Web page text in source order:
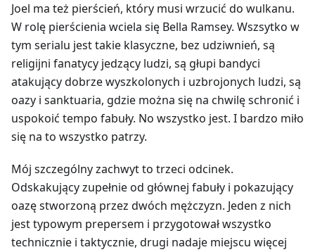
Joel ma też pierścień, który musi wrzucić do wulkanu.
W rolę pierścienia wciela się Bella Ramsey. Wszsytko w
tym serialu jest takie klasyczne, bez udziwnień, są
religijni fanatycy jedzący ludzi, są głupi bandyci
atakujący dobrze wyszkolonych i uzbrojonych ludzi, są
oazy i sanktuaria, gdzie można się na chwilę schronić i
uspokoić tempo fabuły. No wszystko jest. I bardzo miło
się na to wszystko patrzy.
Mój szczególny zachwyt to trzeci odcinek.
Odskakujący zupełnie od głównej fabuły i pokazujący
oazę stworzoną przez dwóch mężczyzn. Jeden z nich
jest typowym prepersem i przygotował wszystko
technicznie i taktycznie, drugi nadaje miejscu więcej